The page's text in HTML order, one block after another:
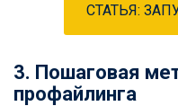
СТАТЬЯ:
3. Пошаговая
профайлинга